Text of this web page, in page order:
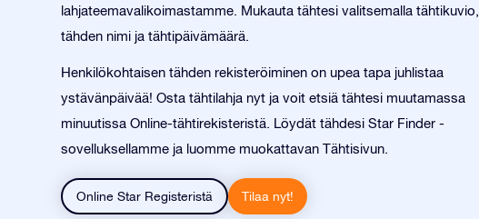
lahjateemavalikoimastamme. Mukauta tähtesi valitsemalla tähtikuvio,
tähden nimi ja tähtipäivämäärä.
Henkilökohtaisen tähden rekisteröiminen on upea tapa juhlistaa
ystävänpäivää! Osta tähtilahja nyt ja voit etsiä tähtesi muutamassa
minuutissa Online-tähtirekisteristä. Löydät tähdesi Star Finder -
sovelluksellamme ja luomme muokattavan Tähtisivun.
Online Star Registeristä Tilaa nyt!